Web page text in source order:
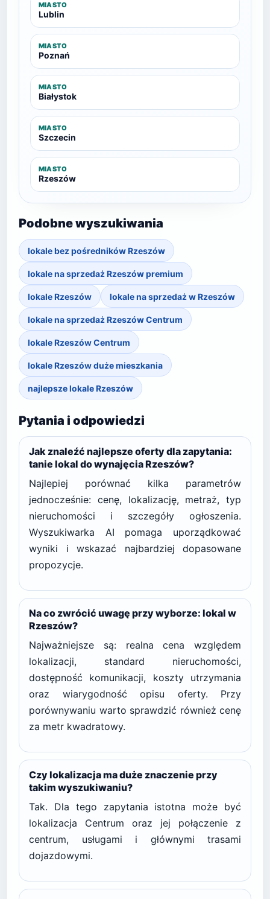
MIASTO
Lublin
MIASTO
Poznań
MIASTO
Białystok
MIASTO
Szczecin
MIASTO
Rzeszów
Podobne wyszukiwania
lokale bez pośredników Rzeszów
lokale na sprzedaż Rzeszów premium
lokale Rzeszów lokale na sprzedaż w Rzeszów
lokale na sprzedaż Rzeszów Centrum
lokale Rzeszów Centrum
lokale Rzeszów duże mieszkania
najlepsze lokale Rzeszów
Pytania i odpowiedzi
Jak znaleźć najlepsze oferty dla zapytania:
tanie lokal do wynajęcia Rzeszów?
Najlepiej porównać kilka parametrów
jednocześnie: cenę, lokalizację, metraż, typ
nieruchomości i szczegóły ogłoszenia.
Wyszukiwarka AI pomaga uporządkować
wyniki i wskazać najbardziej dopasowane
propozycje.
Na co zwrócić uwagę przy wyborze: lokal w
Rzeszów?
Najważniejsze są: realna cena względem
lokalizacji, standard nieruchomości,
dostępność komunikacji, koszty utrzymania
oraz wiarygodność opisu oferty. Przy
porównywaniu warto sprawdzić również cenę
za metr kwadratowy.
Czy lokalizacja ma duże znaczenie przy
takim wyszukiwaniu?
Tak. Dla tego zapytania istotna może być
lokalizacja Centrum oraz jej połączenie z
centrum, usługami i głównymi trasami
dojazdowymi.